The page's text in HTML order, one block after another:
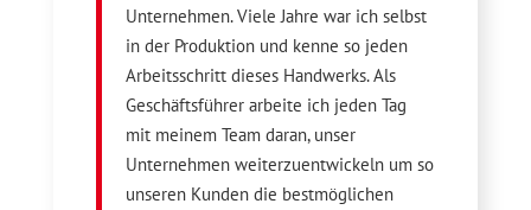
Unternehmen. Viele Jahre war ich selbst
in der Produktion und kenne so jeden
Arbeitsschritt dieses Handwerks. Als
Geschäftsführer arbeite ich jeden Tag
mit meinem Team daran, unser
Unternehmen weiterzuentwickeln um so
unseren Kunden die bestmöglichen